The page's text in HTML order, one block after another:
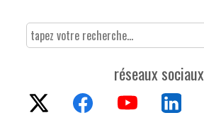
réseaux sociaux